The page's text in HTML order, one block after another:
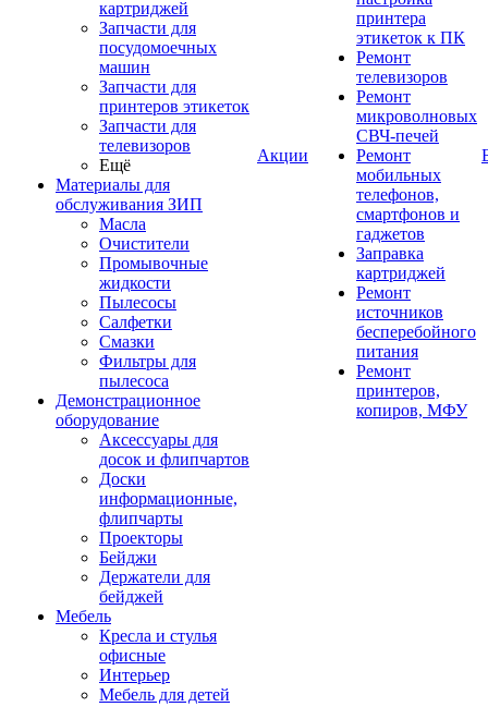
картриджей
Запчасти для
посудомоечных
машин
Запчасти для
принтеров этикеток
Запчасти для
телевизоров
Ещё
Материалы для
обслуживания ЗИП
Масла
Очистители
Промывочные
жидкости
Пылесосы
Салфетки
Смазки
Фильтры для
пылесоса
Демонстрационное
оборудование
Аксессуары для
досок и флипчартов
Доски
информационные,
флипчарты
Проекторы
Бейджи
Держатели для
бейджей
Мебель
Кресла и стулья
офисные
Интерьер
Мебель для детей
Акции
принтера
этикеток к ПК
Ремонт
телевизоров
Ремонт
микроволновых
СВЧ-печей
Ремонт
мобильных
телефонов,
смартфонов и
гаджетов
Заправка
картриджей
Ремонт
источников
бесперебойного
питания
Ремонт
принтеров,
копиров, МФУ